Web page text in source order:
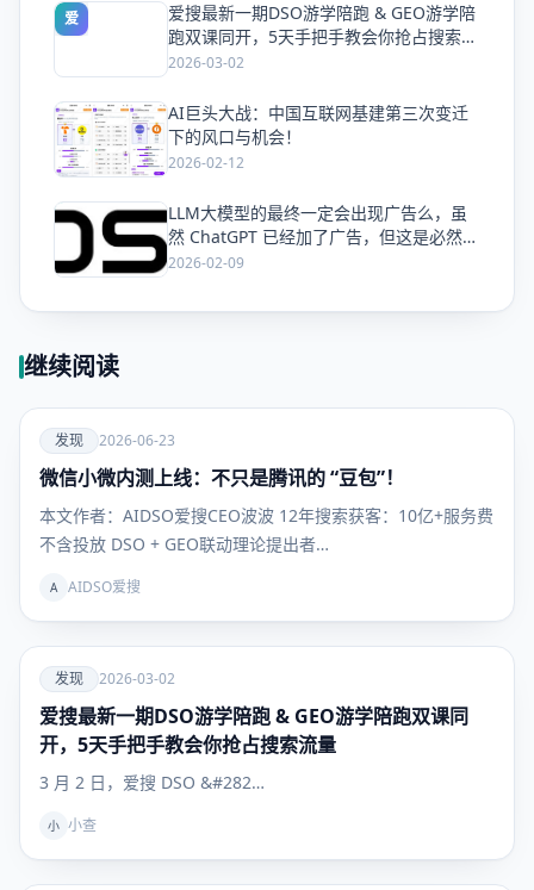
爱
爱搜最新一期DSO游学陪跑 & GEO游学陪
跑双课同开，5天手把手教会你抢占搜索流
量
2026-03-02
爱
AI巨头大战：中国互联网基建第三次变迁
下的风口与机会！
2026-02-12
爱
LLM大模型的最终一定会出现广告么，虽
然 ChatGPT 已经加了广告，但这是必然终
局么？
2026-02-09
继续阅读
爱
发现
发现 2026-06-23
微信小微内测上线：不只是腾讯的 “豆包”！
本文作者：AIDSO爱搜CEO波波 12年搜索获客：10亿+服务费
不含投放 DSO + GEO联动理论提出者…
A AIDSO爱搜
爱
发现
发现 2026-03-02
爱搜最新一期DSO游学陪跑 & GEO游学陪跑双课同
开，5天手把手教会你抢占搜索流量
3 月 2 日，爱搜 DSO &#282…
小 小查